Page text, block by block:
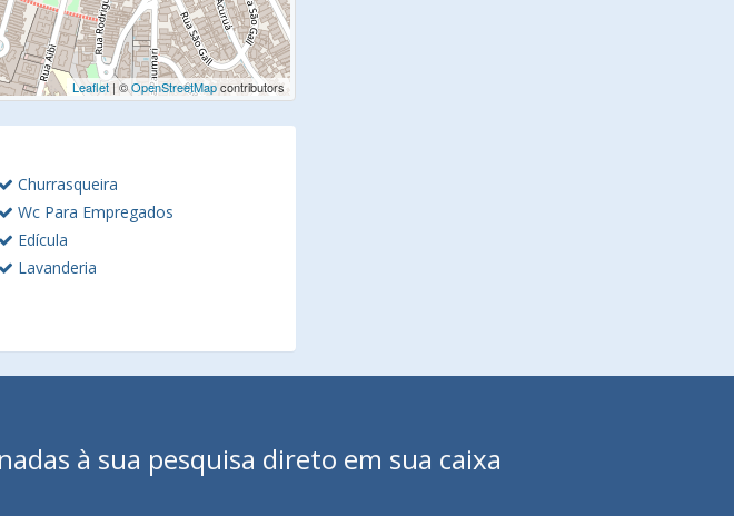
Leaflet| ©OpenStreetMapcontributors
Churrasqueira
Wc Para Empregados
Edícula
Lavanderia
à sua pesquisa direto em sua caixa